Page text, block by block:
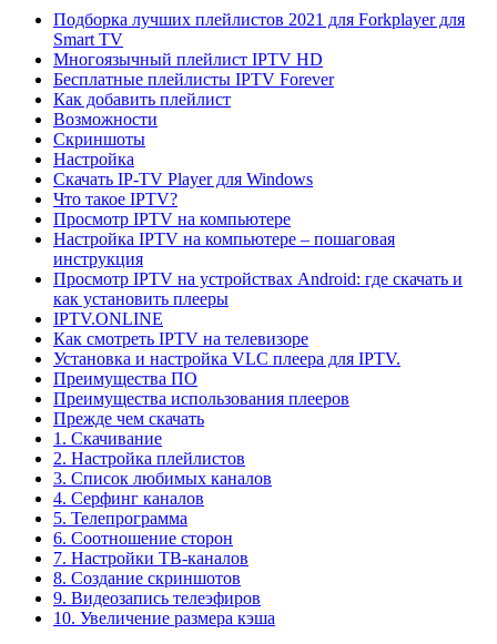
Подборка лучших плейлистов 2021 для Forkplayer для
Smart TV
Многоязычный плейлист IPTV HD
Бесплатные плейлисты IPTV Forever
Как добавить плейлист
Возможности
Скриншоты
Настройка
Скачать IP-TV Player для Windows
Что такое IPTV?
Просмотр IPTV на компьютере
Настройка IPTV на компьютере – пошаговая
инструкция
Просмотр IPTV на устройствах Android: где скачать и
как установить плееры
IPTV.ONLINE
Как смотреть IPTV на телевизоре
Установка и настройка VLC плеера для IPTV.
Преимущества ПО
Преимущества использования плееров
Прежде чем скачать
1. Скачивание
2. Настройка плейлистов
3. Список любимых каналов
4. Серфинг каналов
5. Телепрограмма
6. Соотношение сторон
7. Настройки ТВ-каналов
8. Создание скриншотов
9. Видеозапись телеэфиров
10. Увеличение размера кэша